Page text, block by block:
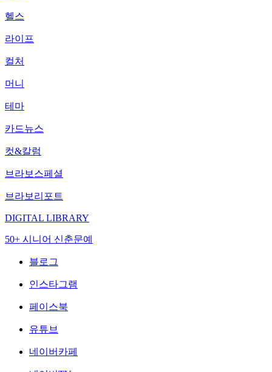
헬스
라이프
컬처
머니
테마
카드뉴스
컷&칼럼
브라보스페셜
브라보리포트
DIGITAL LIBRARY
50+ 시니어 신춘문예
블로그
인스타그램
페이스북
유튜브
네이버카페